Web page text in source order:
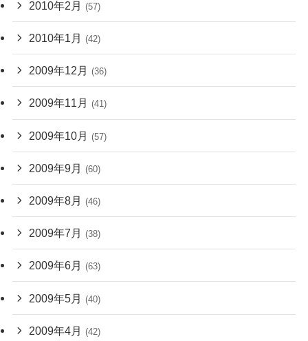
2010年2月 (57)
2010年1月 (42)
2009年12月 (36)
2009年11月 (41)
2009年10月 (57)
2009年9月 (60)
2009年8月 (46)
2009年7月 (38)
2009年6月 (63)
2009年5月 (40)
2009年4月 (42)